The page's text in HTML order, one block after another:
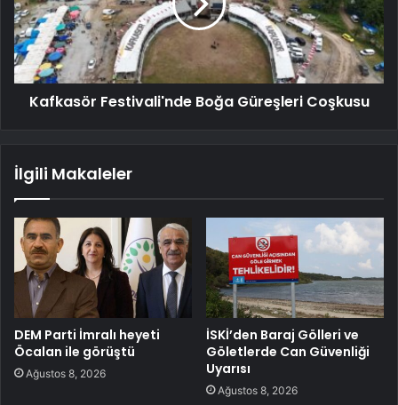
Kafkasör Festivali'nde Boğa Güreşleri Coşkusu
İlgili Makaleler
DEM Parti İmralı heyeti
Öcalan ile görüştü
Ağustos 8, 2026
İSKİ’den Baraj Gölleri ve
Göletlerde Can Güvenliği
Uyarısı
Ağustos 8, 2026